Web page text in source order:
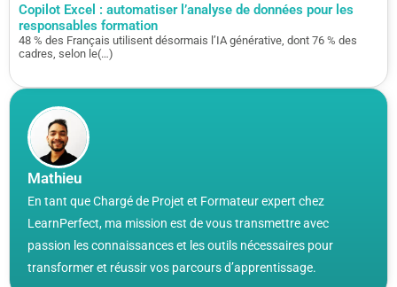
Mathieu
En tant que Chargé de Projet et Formateur expert chez
LearnPerfect, ma mission est de vous transmettre avec
passion les connaissances et les outils nécessaires pour
transformer et réussir vos parcours d’apprentissage.
Copilot Excel : automatiser l’analyse de données pour les
responsables formation
48 % des Français utilisent désormais l’IA générative, dont 76 % des
cadres, selon le(…)